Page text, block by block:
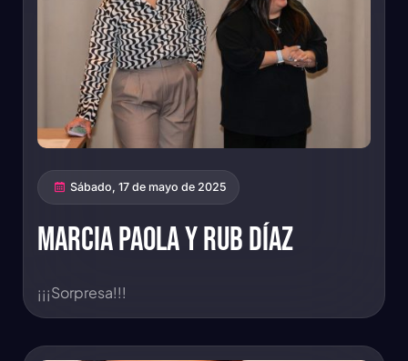
Sábado, 17 de mayo de 2025
Marcia Paola y Rub Díaz
¡¡¡Sorpresa!!!